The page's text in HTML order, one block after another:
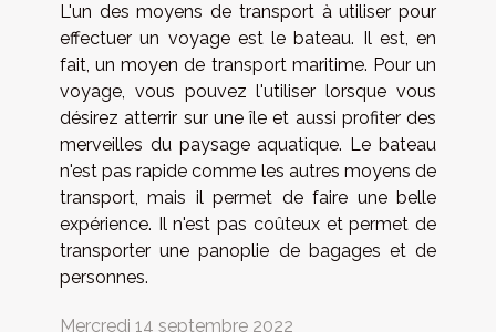
L'un des moyens de transport à utiliser pour
effectuer un voyage est le bateau. Il est, en
fait, un moyen de transport maritime. Pour un
voyage, vous pouvez l'utiliser lorsque vous
désirez atterrir sur une île et aussi profiter des
merveilles du paysage aquatique. Le bateau
n'est pas rapide comme les autres moyens de
transport, mais il permet de faire une belle
expérience. Il n'est pas coûteux et permet de
transporter une panoplie de bagages et de
personnes.
Mercredi 14 septembre 2022